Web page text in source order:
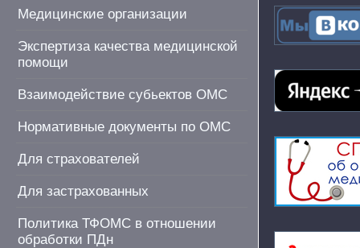
Медицинские организации
Экспертиза качества медицинской
помощи
Взаимодействие субьектов ОМС
Нормативные документы по ОМС
Для страхователей
Для застрахованных
Политика ТФОМС в отношении
обработки ПДн